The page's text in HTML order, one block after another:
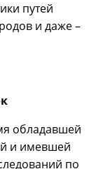
путей
и даже –
обладавшей
и имевшей
по